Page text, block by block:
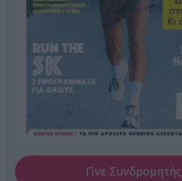
Γίνε Συνδρομητής